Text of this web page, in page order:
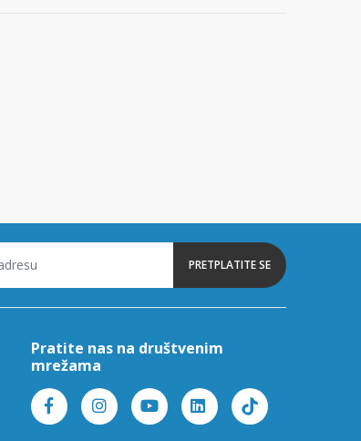
PRETPLATITE SE
Pratite nas na društvenim
mrežama